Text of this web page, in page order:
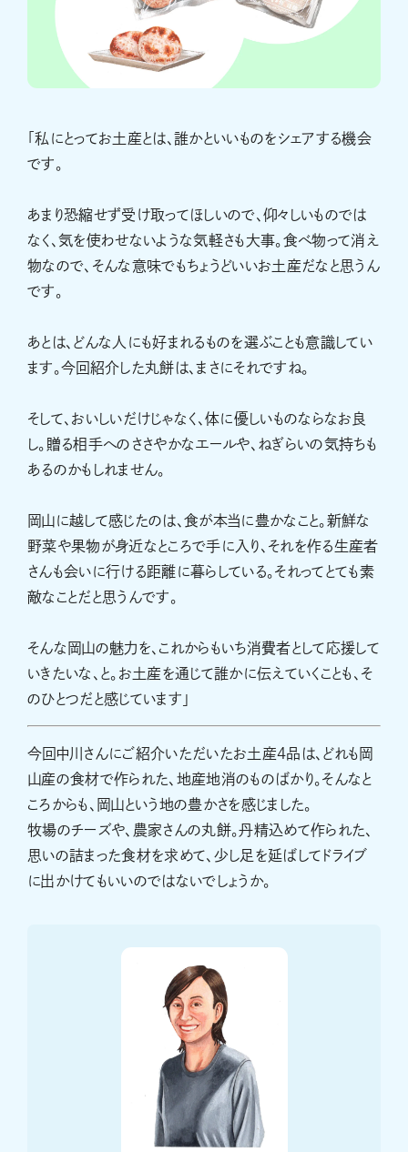
「私にとってお土産とは、誰かといいものをシェアする機会
です。
あまり恐縮せず受け取ってほしいので、仰々しいものでは
なく、気を使わせないような気軽さも大事。食べ物って消え
物なので、そんな意味でもちょうどいいお土産だなと思うん
です。
あとは、どんな人にも好まれるものを選ぶことも意識してい
ます。今回紹介した丸餅は、まさにそれですね。
そして、おいしいだけじゃなく、体に優しいものならなお良
し。贈る相手へのささやかなエールや、ねぎらいの気持ちも
あるのかもしれません。
岡山に越して感じたのは、食が本当に豊かなこと。新鮮な
野菜や果物が身近なところで手に入り、それを作る生産者
さんも会いに行ける距離に暮らしている。それってとても素
敵なことだと思うんです。
そんな岡山の魅力を、これからもいち消費者として応援して
いきたいな、と。お土産を通じて誰かに伝えていくことも、そ
のひとつだと感じています」
今回中川さんにご紹介いただいたお土産4品は、どれも岡
山産の食材で作られた、地産地消のものばかり。そんなと
ころからも、岡山という地の豊かさを感じました。
牧場のチーズや、農家さんの丸餅。丹精込めて作られた、
思いの詰まった食材を求めて、少し足を延ばしてドライブ
に出かけてもいいのではないでしょうか。